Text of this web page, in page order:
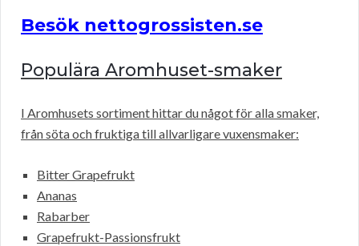
Besök nettogrossisten.se
Populära Aromhuset-smaker
I Aromhusets sortiment hittar du något för alla smaker,
från söta och fruktiga till allvarligare vuxensmaker:
Bitter Grapefrukt
Ananas
Rabarber
Grapefrukt-Passionsfrukt